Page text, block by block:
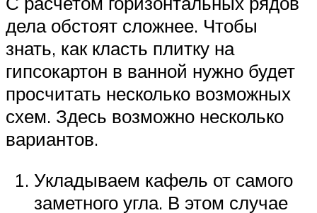
дела обстоят сложнее. Чтобы
знать, как класть плитку на
гипсокартон в ванной нужно будет
просчитать несколько возможных
схем. Здесь возможно несколько
вариантов.
Укладываем кафель от самого
заметного угла. В этом случае